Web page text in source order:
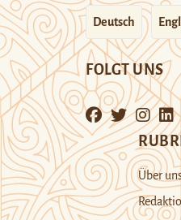
Deutsch
FOLGT UNS
Über